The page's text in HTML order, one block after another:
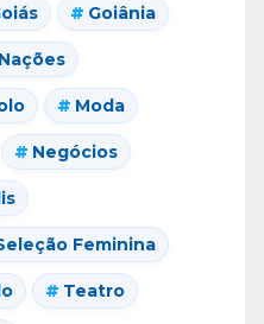
Goiânia
Moda
Negócios
Feminina
Teatro